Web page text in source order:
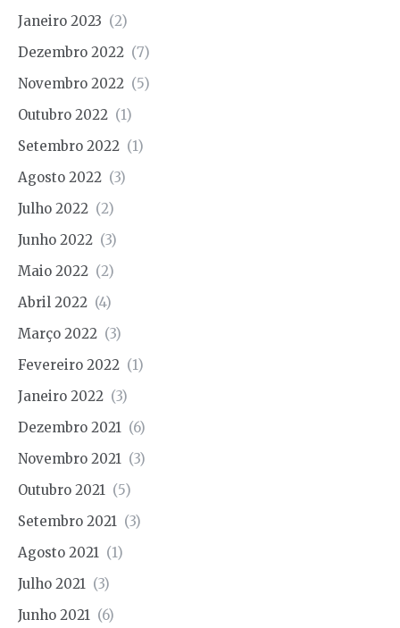
Janeiro 2023 (2)
Dezembro 2022 (7)
Novembro 2022 (5)
Outubro 2022 (1)
Setembro 2022 (1)
Agosto 2022 (3)
Julho 2022 (2)
Junho 2022 (3)
Maio 2022 (2)
Abril 2022 (4)
Março 2022 (3)
Fevereiro 2022 (1)
Janeiro 2022 (3)
Dezembro 2021 (6)
Novembro 2021 (3)
Outubro 2021 (5)
Setembro 2021 (3)
Agosto 2021 (1)
Julho 2021 (3)
Junho 2021 (6)